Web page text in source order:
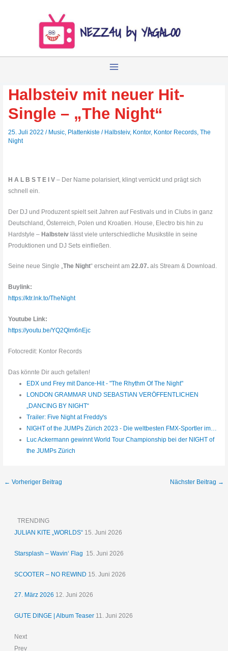
Halbsteiv mit neuer Hit-
Single – „The Night“
25. Juli 2022/ Music, Plattenkiste / Halbsteiv, Kontor, Kontor Records,The
Night
H A L B S T E I V – Der Name polarisiert, klingt verrückt und prägt sich
schnell ein.
Der DJ und Produzent spielt seit Jahren auf Festivals und in Clubs in ganz
Deutschland, Österreich, Polen und Kroatien. House, Electro bis hin zu
Hardstyle –Halbsteiv lässt viele unterschiedliche Musikstile in seine
Produktionen und DJ Sets einfließen.
Seine neue Single „The Night“ erscheint am22.07.als Stream & Download.
Buylink:
https://ktr.lnk.to/TheNight
Youtube Link:
https://youtu.be/YQ2Qlm6nEjc
Fotocredit: Kontor Records
Das könnte Dir auch gefallen!
EDX und Frey mit Dance-Hit - "The Rhythm Of The Night"
LONDON GRAMMAR UND SEBASTIAN VERÖFFENTLICHEN
„DANCING BY NIGHT“
Trailer: Five Night at Freddy's
NIGHT of the JUMPs Zürich 2023 - Die weltbesten FMX-Sportler im…
Luc Ackermann gewinnt World Tour Championship bei der NIGHT of
the JUMPs Zürich
← Vorheriger Beitrag Nächster Beitrag →
TRENDING
JULIAN KITE „WORLDS“ 15. Juni 2026
Starsplash – Wavin‘ Flag 15. Juni 2026
SCOOTER – NO REWIND 15. Juni 2026
27. März 2026 12. Juni 2026
GUTE DINGE | Album Teaser 11. Juni 2026
Next
Prev